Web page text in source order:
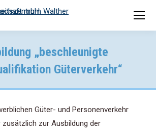
„beschleunigte
Güterverkehr“
Güter- und Personenverkehr
zusätzlich zur Ausbildung der